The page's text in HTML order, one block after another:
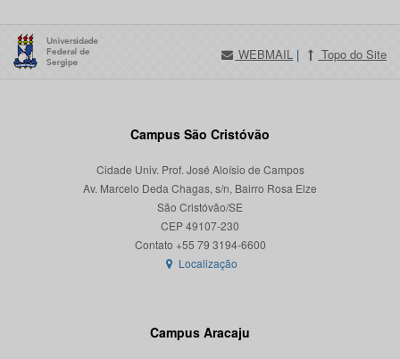
WEBMAIL | Topo do Site
Campus São Cristóvão
Cidade Univ. Prof. José Aloísio de Campos
Av. Marcelo Deda Chagas, s/n, Bairro Rosa Elze
São Cristóvão/SE
CEP 49107-230
Localização
Campus Aracaju